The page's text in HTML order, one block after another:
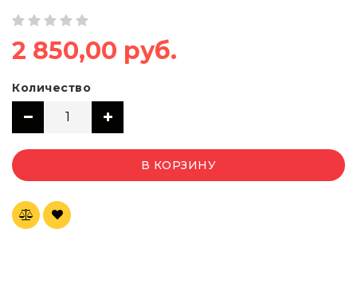
2 850,00 руб.
Количество
В КОРЗИНУ